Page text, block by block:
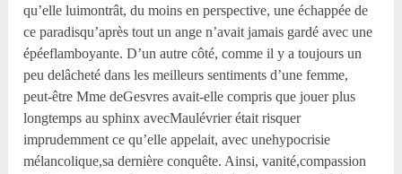
qu’elle luimontrât, du moins en perspective, une échappée de
ce paradisqu’après tout un ange n’avait jamais gardé avec une
épéeflamboyante. D’un autre côté, comme il y a toujours un
peu delâcheté dans les meilleurs sentiments d’une femme,
peut-être Mme deGesvres avait-elle compris que jouer plus
longtemps au sphinx avecMaulévrier était risquer
imprudemment ce qu’elle appelait, avec unehypocrisie
mélancolique,sa dernière conquête. Ainsi, vanité,compassion